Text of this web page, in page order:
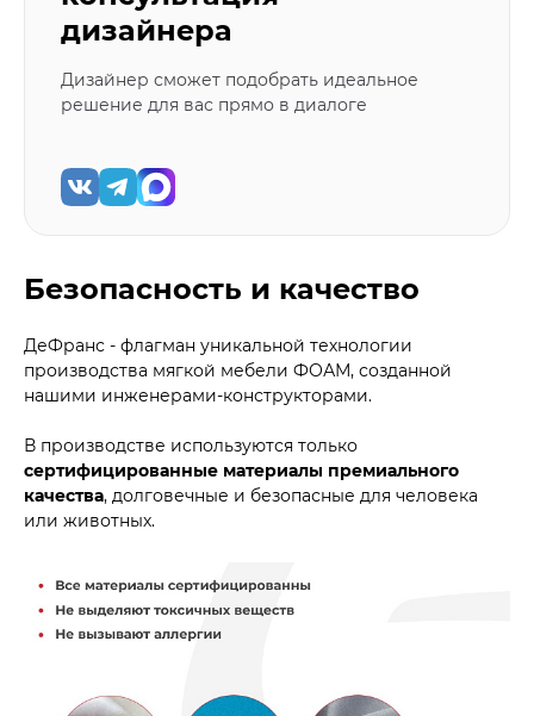
дизайнера
Дизайнер сможет подобрать идеальное
решение для вас прямо в диалоге
Безопасность и качество
ДеФранс - флагман уникальной технологии
производства мягкой мебели ФОАМ, созданной
нашими инженерами-конструкторами.
В производстве используются только
сертифицированные материалы премиального
качества, долговечные и безопасные для человека
или животных.